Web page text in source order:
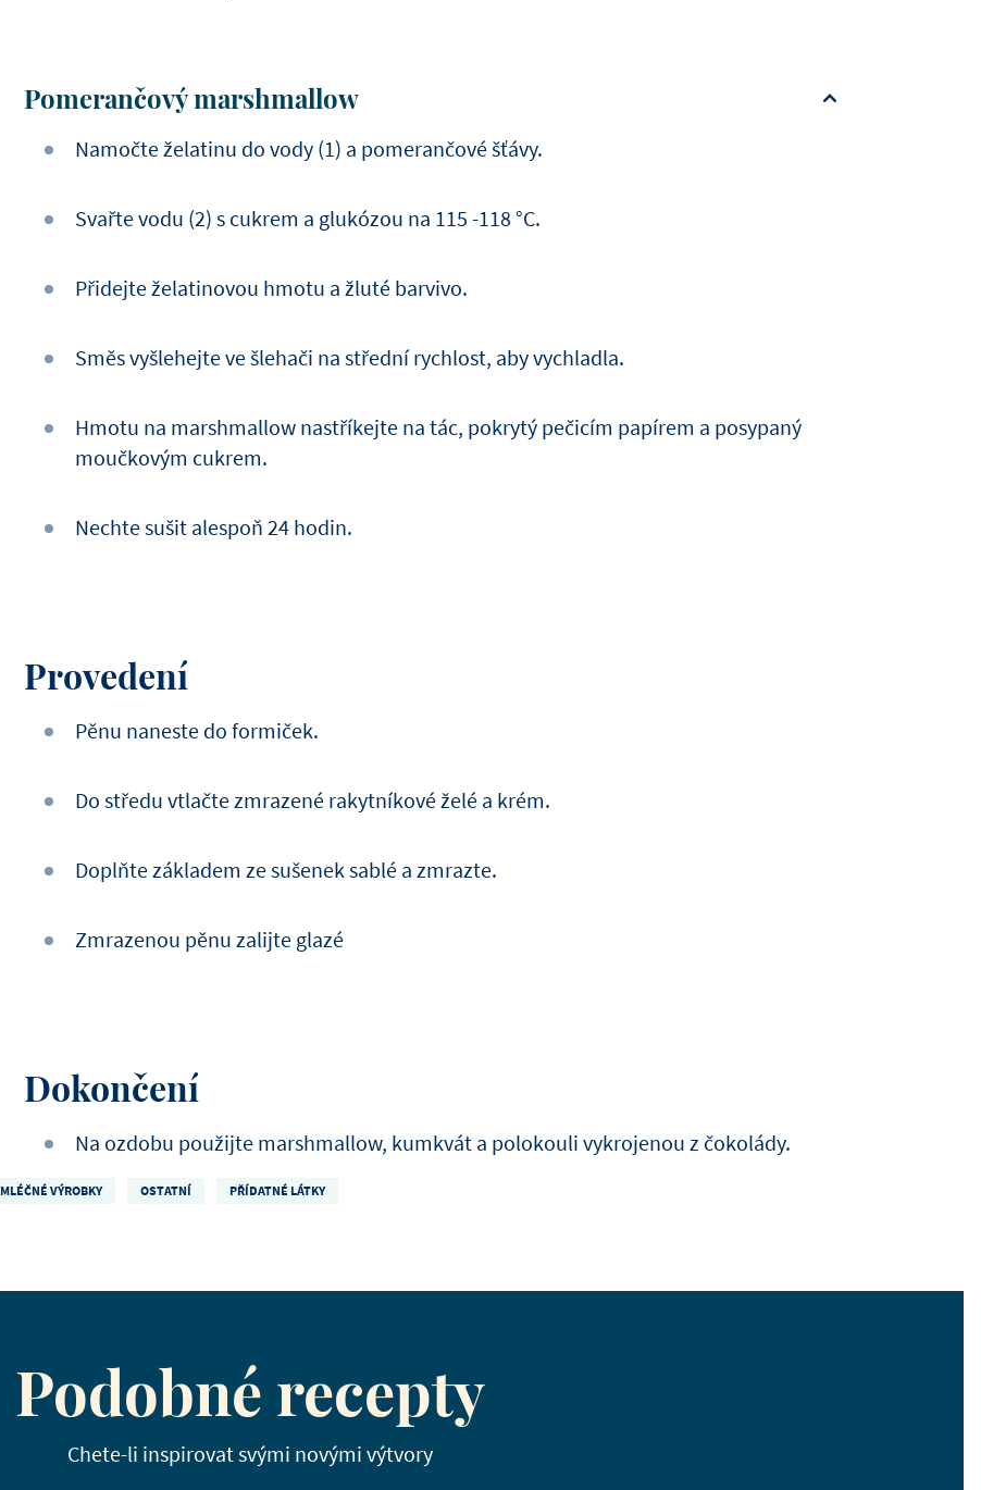
Pomerančový marshmallow
Namočte želatinu do vody (1) a pomerančové šťávy.
Svařte vodu (2) s cukrem a glukózou na 115 -118 °C.
Přidejte želatinovou hmotu a žluté barvivo.
Směs vyšlehejte ve šlehači na střední rychlost, aby vychladla.
Hmotu na marshmallow nastříkejte na tác, pokrytý pečicím papírem a posypaný
moučkovým cukrem.
Nechte sušit alespoň 24 hodin.
Provedení
Pěnu naneste do formiček.
Do středu vtlačte zmrazené rakytníkové želé a krém.
Doplňte základem ze sušenek sablé a zmrazte.
Zmrazenou pěnu zalijte glazé
Dokončení
Na ozdobu použijte marshmallow, kumkvát a polokouli vykrojenou z čokolády.
MLÉČNÉ VÝROBKY OSTATNÍ PŘÍDATNÉ LÁTKY
Podobné recepty
Chete-li inspirovat svými novými výtvory